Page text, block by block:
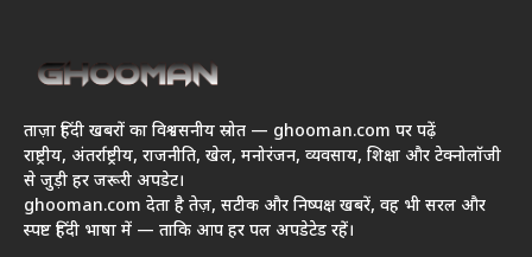
ताज़ा हिंदी खबरों का विश्वसनीय स्रोत — ghooman.com पर पढ़ें
राष्ट्रीय, अंतर्राष्ट्रीय, राजनीति, खेल, मनोरंजन, व्यवसाय, शिक्षा और टेक्नोलॉजी
से जुड़ी हर जरूरी अपडेट।
ghooman.com देता है तेज़, सटीक और निष्पक्ष खबरें, वह भी सरल और
स्पष्ट हिंदी भाषा में — ताकि आप हर पल अपडेटेड रहें।